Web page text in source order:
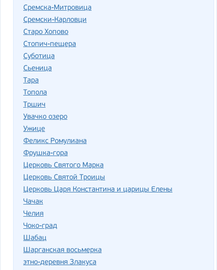
Сремска-Митровица
Сремски-Карловци
Старо Хопово
Стопич-пещера
Суботица
Сьеница
Тара
Топола
Тршич
Увачко озеро
Ужице
Феликс Ромулиана
Фрушка-гора
Церковь Святого Марка
Церковь Святой Троицы
Церковь Царя Константина и царицы Елены
Чачак
Челия
Чоко-град
Шабац
Шарганская восьмерка
этно-деревня Злакуса